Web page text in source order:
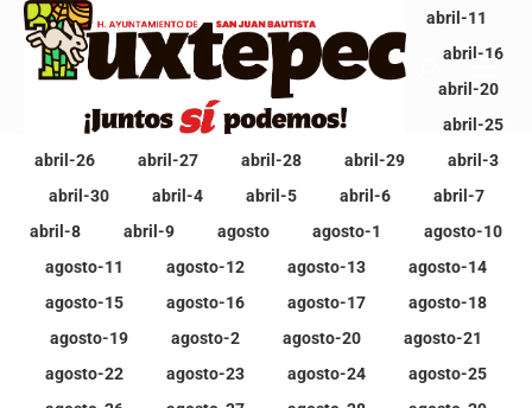
Ver todo abril abril-1
abril-11
abril-12
abril-13 abril-14 abril-15
abril-16
abril-19
abril-20
abril-21
abril-22 abril-23 abril-24
abril-25
abril-26
abril-27 abril-28 abril-29
abril-3
abril-30
abril-4 abril-5 abril-6
abril-7
abril-8
abril-9 agosto agosto-1
agosto-10
agosto-11
agosto-12 agosto-13
agosto-14
agosto-15
agosto-16 agosto-17
agosto-18
agosto-19
agosto-2 agosto-20
agosto-21
agosto-22
agosto-23 agosto-24
agosto-25